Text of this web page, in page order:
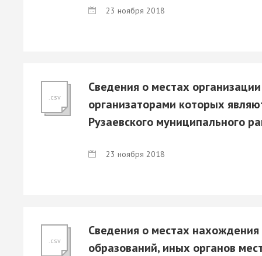
23 ноября 2018
.csv
Сведения о местах
организаторами которых
Рузаевского муниципального
23 ноября 2018
.csv
Сведения о местах
образований, иных органов